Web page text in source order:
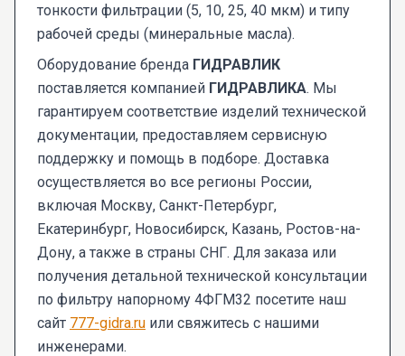
тонкости фильтрации (5, 10, 25, 40 мкм) и типу
рабочей среды (минеральные масла).
Оборудование бренда ГИДРАВЛИК
поставляется компанией ГИДРАВЛИКА. Мы
гарантируем соответствие изделий технической
документации, предоставляем сервисную
поддержку и помощь в подборе. Доставка
осуществляется во все регионы России,
включая Москву, Санкт-Петербург,
Екатеринбург, Новосибирск, Казань, Ростов-на-
Дону, а также в страны СНГ. Для заказа или
получения детальной технической консультации
по фильтру напорному 4ФГМ32 посетите наш
сайт 777-gidra.ru или свяжитесь с нашими
инженерами.